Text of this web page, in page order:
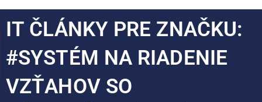
IT ČLÁNKY PRE ZNAČKU:
#SYSTÉM NA RIADENIE
VZŤAHOV SO